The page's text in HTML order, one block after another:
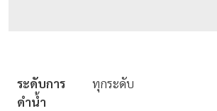
ระดับการ
ดำน้ำ
ทุกระดับ